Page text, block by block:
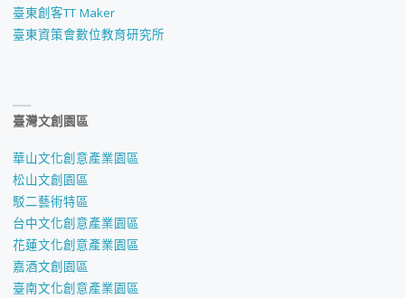
臺東創客TT Maker
臺東資策會數位教育研究所
臺灣文創園區
華山文化創意產業園區
松山文創園區
駁二藝術特區
台中文化創意產業園區
花蓮文化創意產業園區
嘉酒文創園區
臺南文化創意產業園區